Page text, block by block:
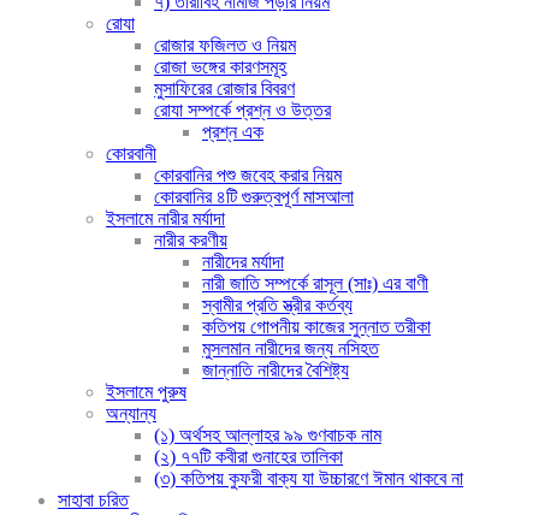
রোযা
রোজার ফজিলত ও নিয়ম
রোজা ভঙ্গের কারণসমূহ
মুসাফিরের রোজার বিবরণ
রোযা সম্পর্কে প্রশ্ন ও উত্তর
প্রশ্ন এক
কোরবানী
কোরবানির পশু জবেহ করার নিয়ম
কোরবানির ৪টি গুরুত্বপূর্ণ মাসআলা
ইসলামে নারীর মর্যাদা
নারীর করণীয়
নারীদের মর্যাদা
নারী জাতি সম্পর্কে রাসূল (সাঃ) এর বাণী
স্বামীর প্রতি স্ত্রীর কর্তব্য
কতিপয় গোপনীয় কাজের সুন্নাত তরীকা
মুসলমান নারীদের জন্য নসিহত
জান্নাতি নারীদের বৈশিষ্ট্য
ইসলামে পুরুষ
অন্যান্য
(১) অর্থসহ আল্লাহর ৯৯ গুণবাচক নাম
(২) ৭৭টি কবীরা গুনাহের তালিকা
(৩) কতিপয় কুফরী বাক্য যা উচ্চারণে ঈমান থাকবে না
সাহাবা চরিত